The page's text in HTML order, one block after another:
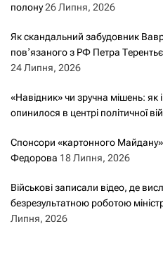
полону26 Липня, 2026
Як скандальний забудовник
повʼязаного з РФ Петра
24 Липня, 2026
«Навідник» чи зручна мішень: як
опинилося в центрі політичної
Спонсори «картонного
Федорова 18 Липня, 2026
Військові записали відео, де
безрезультатною роботою
Липня, 2026